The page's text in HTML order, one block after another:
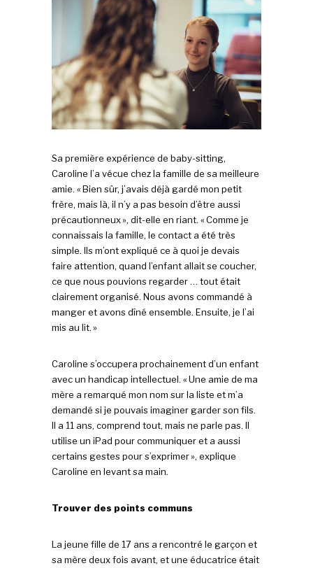
Sa première expérience de baby-sitting,
Caroline l’a vécue chez la famille de sa meilleure
amie. « Bien sûr, j’avais déjà gardé mon petit
frère, mais là, il n’y a pas besoin d’être aussi
précautionneux », dit-elle en riant. « Comme je
connaissais la famille, le contact a été très
simple. Ils m’ont expliqué ce à quoi je devais
faire attention, quand l’enfant allait se coucher,
ce que nous pouvions regarder … tout était
clairement organisé. Nous avons commandé à
manger et avons dîné ensemble. Ensuite, je l’ai
mis au lit. »
Caroline s’occupera prochainement d’un enfant
avec un handicap intellectuel. « Une amie de ma
mère a remarqué mon nom sur la liste et m’a
demandé si je pouvais imaginer garder son fils.
Il a 11 ans, comprend tout, mais ne parle pas. Il
utilise un iPad pour communiquer et a aussi
certains gestes pour s’exprimer », explique
Caroline en levant sa main.
Trouver des points communs
La jeune fille de 17 ans a rencontré le garçon et
sa mère deux fois avant, et une éducatrice était